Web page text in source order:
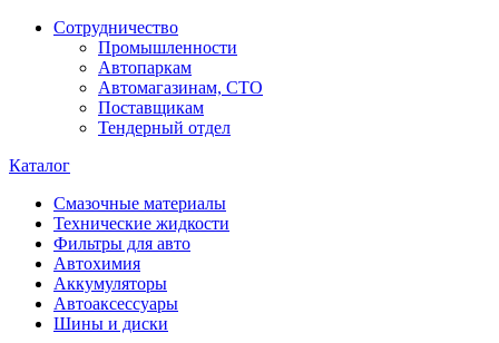
Сотрудничество
Промышленности
Автопаркам
Автомагазинам, СТО
Поставщикам
Тендерный отдел
Каталог
Смазочные материалы
Технические жидкости
Фильтры для авто
Автохимия
Аккумуляторы
Автоаксессуары
Шины и диски